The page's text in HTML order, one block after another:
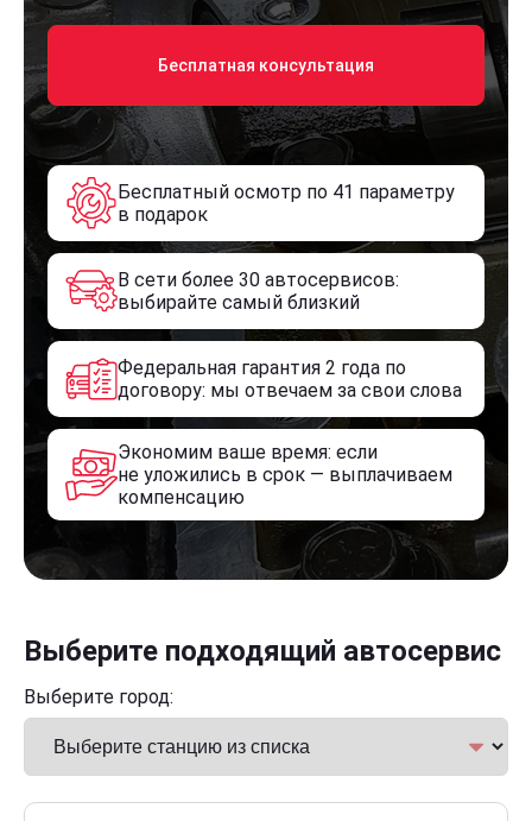
Бесплатная консультация
Бесплатный осмотр по 41 параметру
в подарок
В сети более 30 автосервисов:
выбирайте самый близкий
Федеральная гарантия 2 года по
договору: мы отвечаем за свои слова
Экономим ваше время: если
не уложились в срок — выплачиваем
компенсацию
Выберите подходящий автосервис
Выберите город: